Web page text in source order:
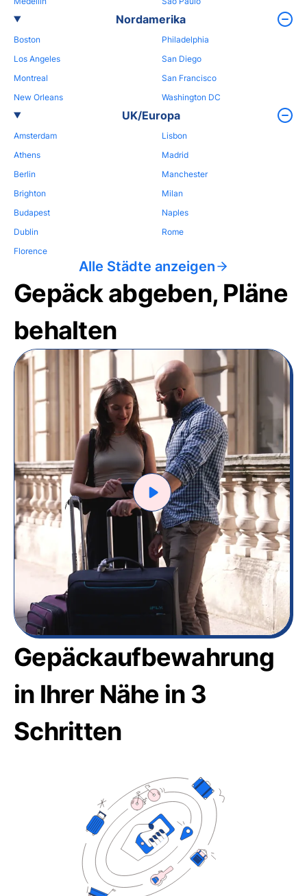
Nordamerika
Boston
Los Angeles
Montreal
New Orleans
Philadelphia
San Diego
San Francisco
Washington DC
UK/Europa
Amsterdam
Athens
Berlin
Brighton
Budapest
Dublin
Florence
Lisbon
Madrid
Manchester
Milan
Naples
Rome
Alle Städte anzeigen
Gepäck abgeben, Pläne
behalten
Gepäckaufbewahrung
in Ihrer Nähe in 3
Schritten